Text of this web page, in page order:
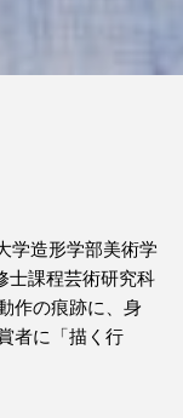
学造形学部美術学
士課程芸術研究科
作の痕跡に、身
者に「描く行